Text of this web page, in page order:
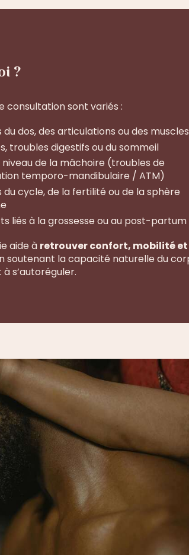
?
consultation sont variés :
du dos, des articulations ou des muscles
troubles digestifs ou du sommeil
niveau de la mâchoire (troubles de
temporo-mandibulaire / ATM)
du cycle, de la fertilité ou de la sphère
liés à la grossesse ou au post-partum
aide à retrouver confort, mobilité et
soutenant la capacité naturelle du
s’autoréguler.